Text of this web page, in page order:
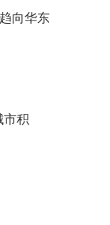
向华东
市积